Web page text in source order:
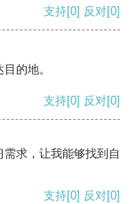
支持[0] 反对[0]
的地。
支持[0] 反对[0]
求，让我能够找到自
支持[0] 反对[0]